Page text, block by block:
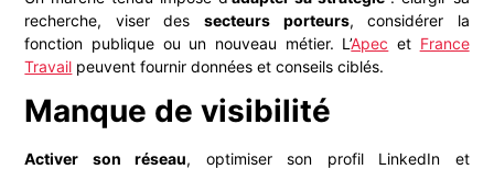
recherche, viser des secteurs porteurs, considérer la
fonction publique ou un nouveau métier. L’Apec et France
Travail peuvent fournir données et conseils ciblés.
Manque de visibilité
Activer son réseau, optimiser son profil LinkedIn et